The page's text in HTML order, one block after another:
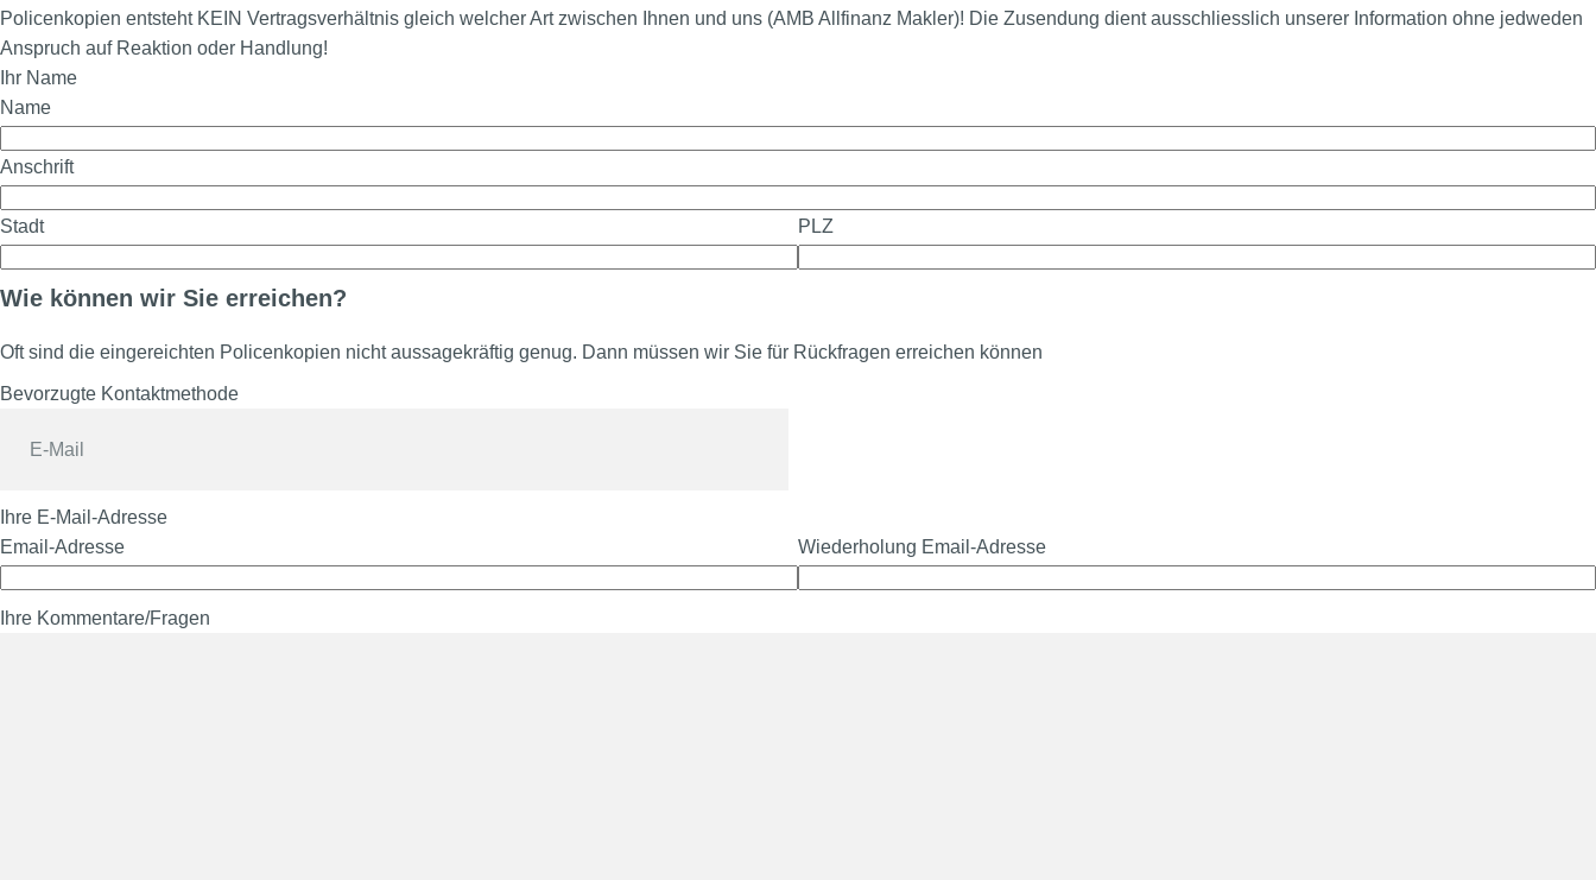
Policenkopien entsteht KEIN Vertragsverhältnis gleich welcher Art zwischen Ihnen und uns (AMB Allfinanz Makler)! Die Zusendung dient ausschliesslich unserer Information ohne jedweden
Anspruch auf Reaktion oder Handlung!
Ihr Name
Name
Anschrift
Stadt PLZ
Wie können wir Sie erreichen?
Oft sind die eingereichten Policenkopien nicht aussagekräftig genug. Dann müssen wir Sie für Rückfragen erreichen können
Bevorzugte Kontaktmethode
Ihre E-Mail-Adresse
Email-Adresse
Wiederholung Email-Adresse
Ihre Kommentare/Fragen